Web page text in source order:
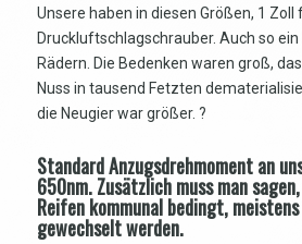
Unsere haben in diesen Größen, 1 Zoll
Druckluftschlagschrauber. Auch so
Rädern. Die Bedenken waren groß,
Nuss in tausend Fetzten
die Neugier war größer. ?
Standard Anzugsdrehmoment an
650nm. Zusätzlich muss man
Reifen kommunal bedingt,
gewechselt werden.